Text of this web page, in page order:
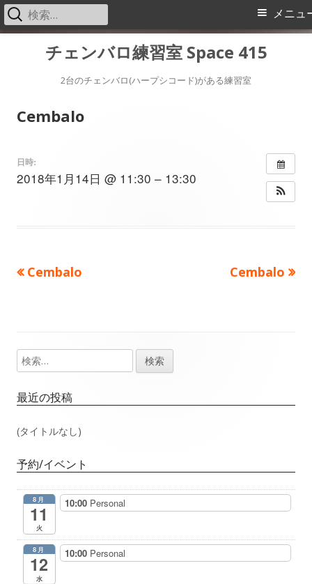
チェンバロ練習室 Space 415
2台のチェンバロ(ハープシコード)がある練習室
メ
メニュ
検
索:
Cembalo
日時:
2018年1月14日 @ 11:30 – 13:30
投
ビ
ゲ
ー
シ
ョ
ン
前
Cembalo
次
Cembalo
メ
イ
ン
ド
バ
検
索:
最近の投稿
(タイトルなし)
予約/イベント
8月
11
火
10:00 Personal
8月
12
水
10:00 Personal